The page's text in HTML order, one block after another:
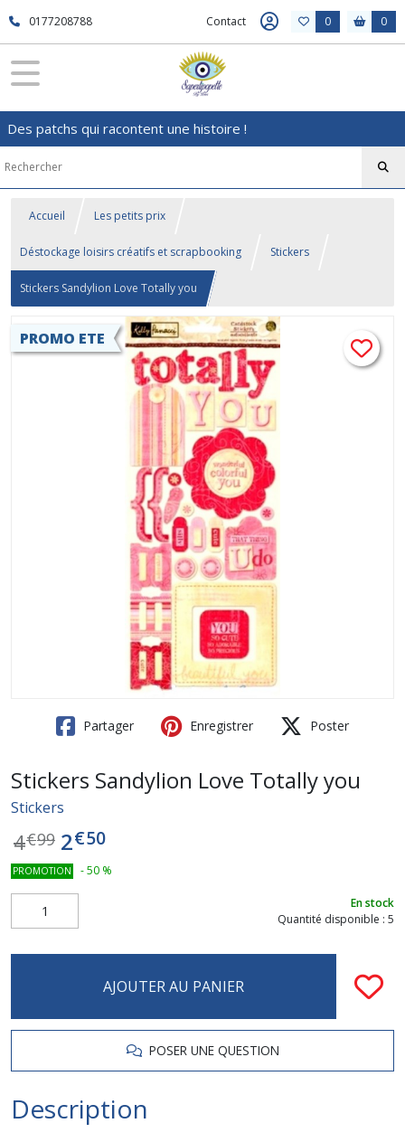
0177208788 Contact 0 0
Des patchs qui racontent une histoire !
Accueil Les petits prix
Déstockage loisirs créatifs et scrapbooking Stickers
Stickers Sandylion Love Totally you
PROMO ETE
Partager Enregistrer Poster
Stickers Sandylion Love Totally you
Stickers
4€99 2€50
PROMOTION -50 %
En stock
Quantité disponible : 5
AJOUTER AU PANIER
POSER UNE QUESTION
Description